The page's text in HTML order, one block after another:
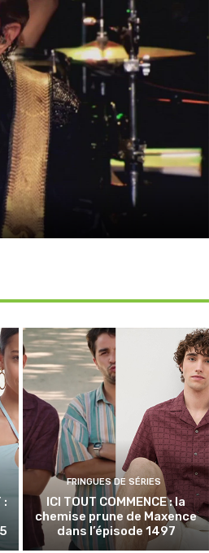
:
FRINGUES DE SÉRIES
ICI TOUT COMMENCE : la
chemise prune de Maxence
dans l’épisode 1497